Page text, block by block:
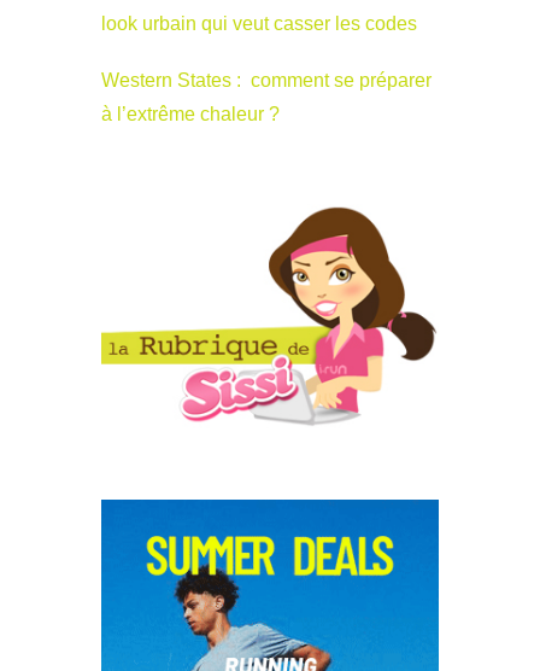
look urbain qui veut casser les codes
Western States : comment se préparer
à l’extrême chaleur ?